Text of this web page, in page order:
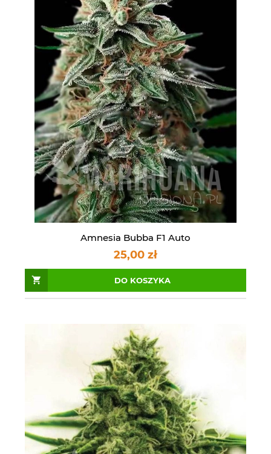
Amnesia Bubba F1 Auto
25,00 zł
DO KOSZYKA